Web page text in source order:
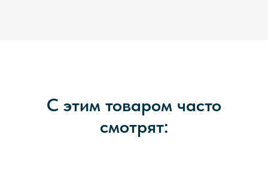
С этим товаром часто
смотрят: